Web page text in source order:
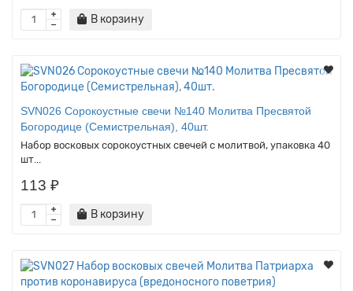
В корзину
SVN026 Сорокоустные свечи №140 Молитва Пресвятой
Богородице (Семистрельная), 40шт.
Набор восковых сорокоустных свечей с молитвой, упаковка 40
шт...
113 ₽
В корзину